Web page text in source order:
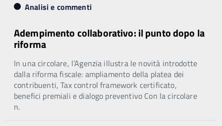
Analisi e commenti
Adempimento collaborativo: il punto dopo la
riforma
In una circolare, l’Agenzia illustra le novità introdotte
dalla riforma fiscale: ampliamento della platea dei
contribuenti, Tax control framework certificato,
benefici premiali e dialogo preventivo Con la circolare
n.